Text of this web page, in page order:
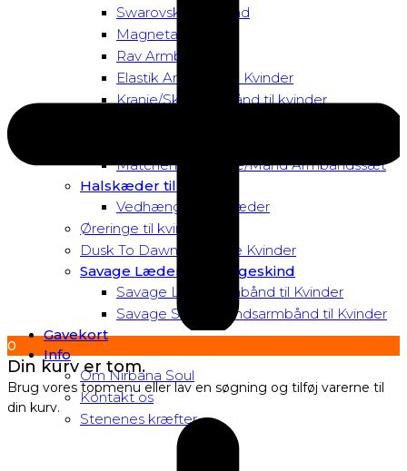
Swarovski Armbånd
Magnetarmbånd
Rav Armbånd
Elastik Armbånd til Kvinder
Kranie/Skull Armbånd til kvinder
Matchende Kvinde/Mand Armbåndssæt
Halskæder til Kvinder
Vedhæng til halskæder
Øreringe til kvinder
Dusk To Dawn Exclusive Kvinder
Savage Læder og Slangeskind
Savage Læderarmbånd til Kvinder
Savage Slangeskindsarmbånd til Kvinder
Gavekort
Info
Om Nirbana Soul
Kontakt os
Stenenes kræfter
0
Din kurv er tom.
Brug vores topmenu eller lav en søgning og tilføj varerne til
din kurv.